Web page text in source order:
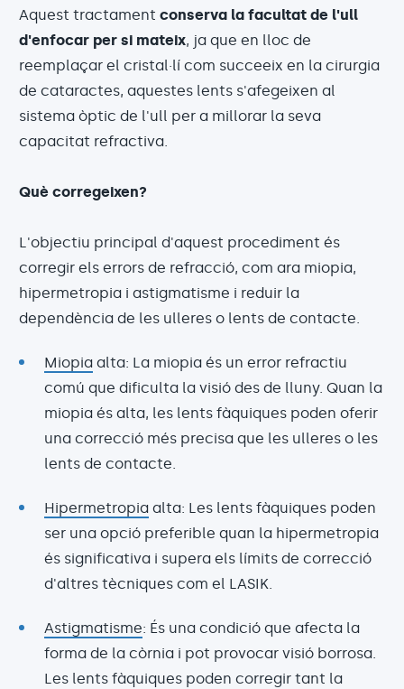
Aquest tractament conserva la facultat de l'ull
d'enfocar per si mateix, ja que en lloc de
reemplaçar el cristal·lí com succeeix en la cirurgia
de cataractes, aquestes lents s'afegeixen al
sistema òptic de l'ull per a millorar la seva
capacitat refractiva.
Què corregeixen?
L'objectiu principal d'aquest procediment és
corregir els errors de refracció, com ara miopia,
hipermetropia i astigmatisme i reduir la
dependència de les ulleres o lents de contacte.
Miopia alta: La miopia és un error refractiu
comú que dificulta la visió des de lluny. Quan la
miopia és alta, les lents fàquiques poden oferir
una correcció més precisa que les ulleres o les
lents de contacte.
Hipermetropia alta: Les lents fàquiques poden
ser una opció preferible quan la hipermetropia
és significativa i supera els límits de correcció
d'altres tècniques com el LASIK.
Astigmatisme: És una condició que afecta la
forma de la còrnia i pot provocar visió borrosa.
Les lents fàquiques poden corregir tant la